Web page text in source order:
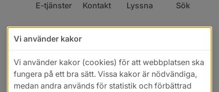
E-tjänster Kontakt Lyssna Sök
Vi använder kakor
Vi använder kakor (cookies) för att webbplatsen ska
fungera på ett bra sätt. Vissa kakor är nödvändiga,
medan andra används för statistik och förbättrad